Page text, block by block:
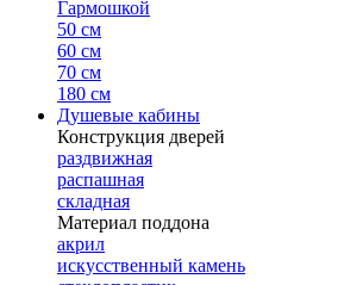
Гармошкой
50 см
60 см
70 см
180 см
Душевые кабины
Конструкция дверей
раздвижная
распашная
складная
Материал поддона
акрил
искусственный камень